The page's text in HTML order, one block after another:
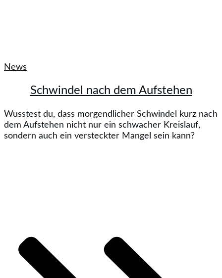
News
Schwindel nach dem Aufstehen
Wusstest du, dass morgendlicher Schwindel kurz nach
dem Aufstehen nicht nur ein schwacher Kreislauf,
sondern auch ein versteckter Mangel sein kann?